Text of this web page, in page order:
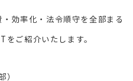
効率化・法令順守を全部まる
ご紹介いたします。